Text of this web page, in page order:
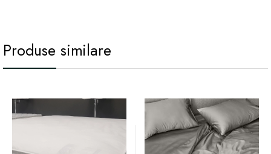
Produse similare